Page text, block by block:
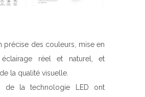
précise des couleurs, mise en
éclairage réel et naturel, et
la qualité visuelle.
de la technologie LED ont